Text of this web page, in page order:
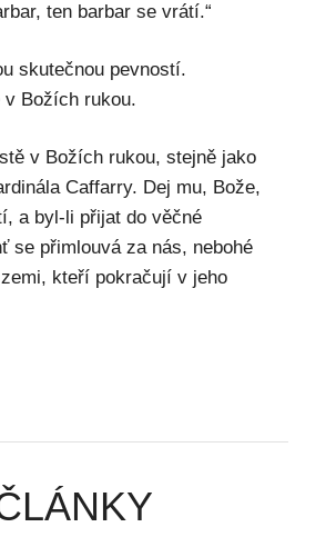
ten barbar se vrátí.“
skutečnou pevností.
v Božích rukou.
v Božích rukou, stejně jako
Caffarry. Dej mu, Bože,
a byl-li přijat do věčné
se přimlouvá za nás, nebohé
kteří pokračují v jeho